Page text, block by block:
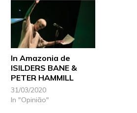
In Amazonia de
ISILDERS BANE &
PETER HAMMILL
31/03/2020
In "Opinião"